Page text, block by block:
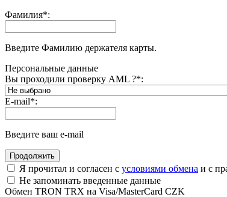
Фамилия*:
Введите Фамилию держателя карты.
Персональные данные
Вы проходили проверку AML ?*:
E-mail*:
Введите ваш e-mail
Я прочитал и согласен с условиями обмена и с
Не запоминать введенные данные
Обмен TRON TRX на Visa/MasterCard CZK